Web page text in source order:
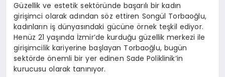
Güzellik ve estetik sektöründe başarılı bir kadın
girişimci olarak adından söz ettiren Songül Torbaoğlu,
kadınların iş dünyasındaki gücüne örnek teşkil ediyor.
Henüz 21 yaşında İzmir’de kurduğu güzellik merkezi ile
girişimcilik kariyerine başlayan Torbaoğlu, bugün
sektörde önemli bir yer edinen Sade Poliklinik’in
kurucusu olarak tanınıyor.